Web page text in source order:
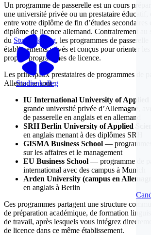
Studienkolleg
Un programme de passerelle est un cours
une université privée ou un prestataire éducatif,
entre votre diplôme de fin d’études secondaires
diplôme de licence allemand. Contrairement au
du Studienkolleg, les programmes de passerelle
établissements privés et conçus pour orienter les
propres programmes de licence.
Les principaux prestataires de programmes de
Allemagne sont :
IU International University of Applied
grande université privée d’Allemagne,
de passerelle en anglais et en allemand
SRH Berlin University of Applied
en anglais menant à des diplômes SRH
GISMA Business School — programmes
sur les affaires et le management
EU Business School — programme de
international avec des campus à Munich
Arden University (campus en
en anglais à Berlin
Ces programmes partagent une structure
de préparation académique, de formation
de travail, après lesquels vous intégrez
de licence dans ce même établissement.